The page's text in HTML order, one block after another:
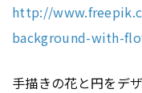
http://
background-with-
手描きの花と円をデ